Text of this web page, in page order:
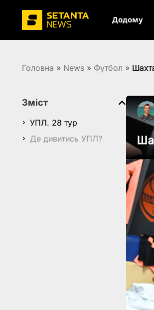
Додому
Головна » News » Футбол »
Зміст
УПЛ. 28 тур
Де дивитись УПЛ?